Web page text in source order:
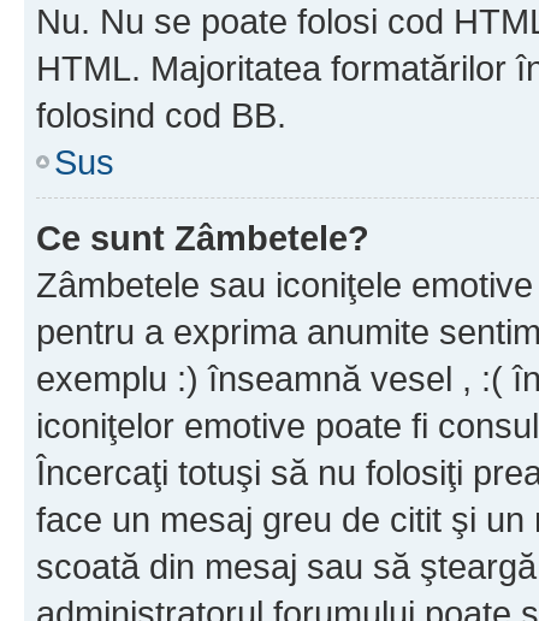
Nu. Nu se poate folosi cod
HTML. Majoritatea formatărilor
folosind cod BB.
Sus
Ce sunt Zâmbetele?
Zâmbetele sau iconiţele
pentru a exprima anumite
exemplu :) înseamnă vesel , :(
iconiţelor emotive poate fi
Încercaţi totuşi să nu folosiţi
face un mesaj greu de citit şi
scoată din mesaj sau să